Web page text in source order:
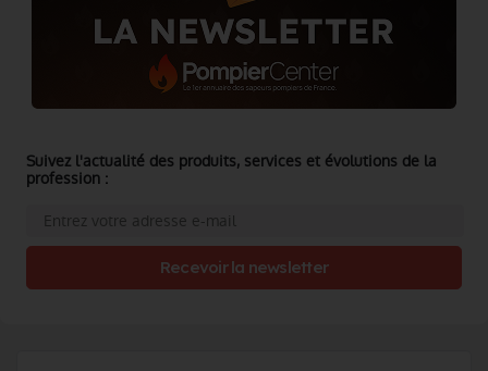
Suivez l'actualité des produits, services et évolutions de la
profession :
Recevoir la newsletter